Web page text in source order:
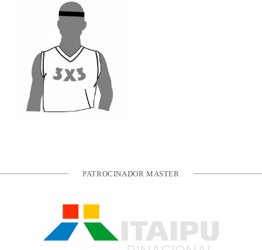
PATROCINADOR MASTER